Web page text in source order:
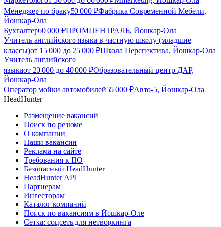
Менеджер по браку50 000 ₽Фабрика Современной Мебели,
Йошкар-Ола
Бухгалтер60 000 ₽ПРОМЦЕНТРАЛЬ, Йошкар-Ола
Учитель английского языка в частную школу (младшие
классы)от 15 000 до 25 000 ₽Школа Перспектива, Йошкар-Ола
Учитель английского
языкаот 20 000 до 40 000 ₽Образовательный центр ДАР,
Йошкар-Ола
Оператор мойки автомобилей55 000 ₽Авто-5, Йошкар-Ола
HeadHunter
Размещение вакансий
Поиск по резюме
О компании
Наши вакансии
Реклама на сайте
Требования к ПО
Безопасный HeadHunter
HeadHunter API
Партнерам
Инвесторам
Каталог компаний
Поиск по вакансиям в Йошкар-Оле
Сетка: соцсеть для нетворкинга